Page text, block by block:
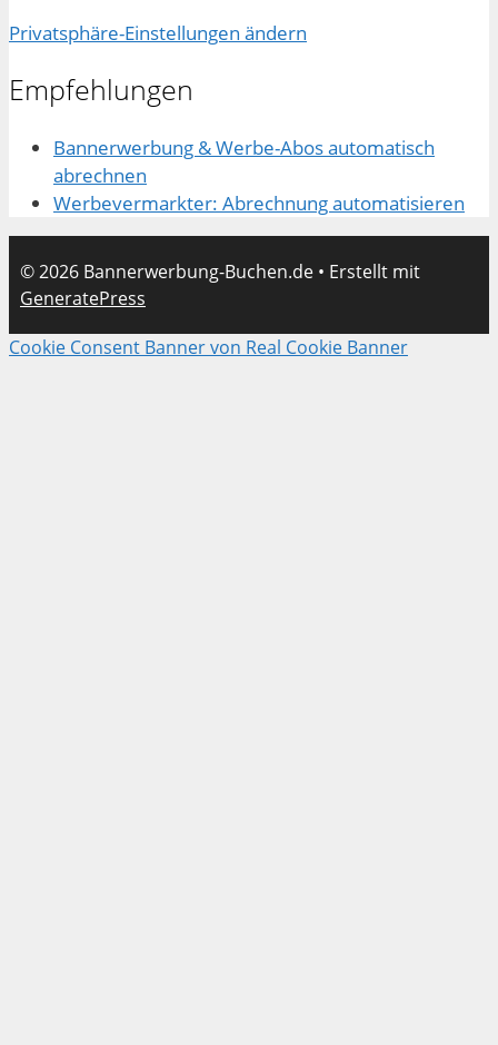
Privatsphäre-Einstellungen ändern
Empfehlungen
Bannerwerbung & Werbe-Abos automatisch
abrechnen
Werbevermarkter: Abrechnung automatisieren
© 2026 Bannerwerbung-Buchen.de • Erstellt mit
GeneratePress
Cookie Consent Banner von Real Cookie Banner